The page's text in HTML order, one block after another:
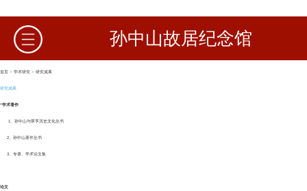
孙中山故居纪念馆
首页 > 学术研究 > 研究成果
研究成果
“学术著作
1、孙中山与翠亨历史文化丛书
2、孙中山著作丛书
3、专著、学术论文集
论文